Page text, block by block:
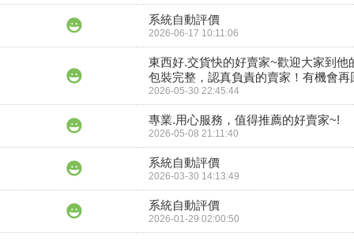
系統自動評價
2026-06-17 10:11:06
東西好.交貨快的好賣家~歡迎大家到他
包裝完整，認真負責的賣家！有機會再
2026-05-30 22:45:44
專業.用心服務，值得推薦的好賣家~!
2026-05-08 21:11:40
系統自動評價
2026-03-30 14:13:49
系統自動評價
2026-01-29 02:00:50